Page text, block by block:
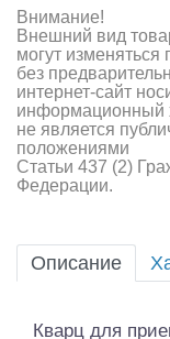
Аппаратура и
Аккумуляторы и
Зарядные
Двигатели
Внимание!
Внешний вид
могут изменяться
без
интернет-сайт
информационный
не является
положениями
Статьи 437 (2)
Федерации.
Описание
Кварц для